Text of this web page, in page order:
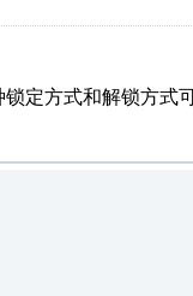
定方式和解锁方式